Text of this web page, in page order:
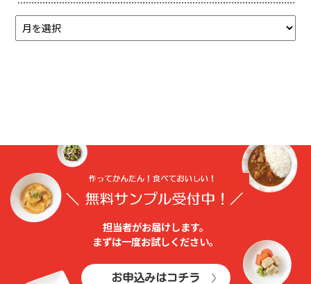
担当者がお届けします。
まずは⼀度お試しください。
お申込みはコチラ